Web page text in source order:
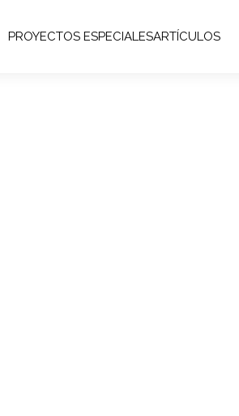
PROYECTOS ESPECIALESARTÍCULOS